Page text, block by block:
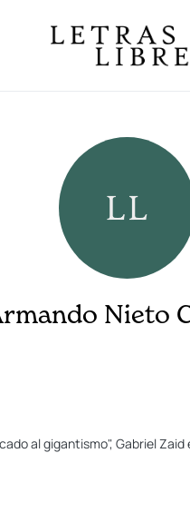
Nieto
al gigantismo", Gabriel